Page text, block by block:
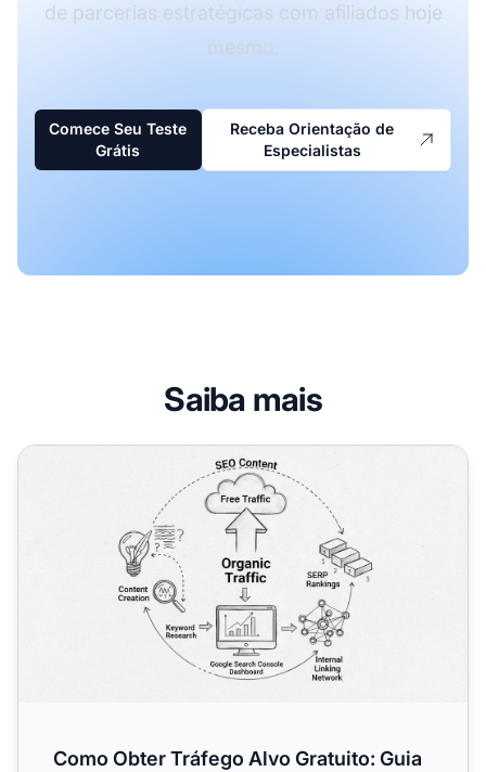
de parcerias estratégicas com afiliados hoje
mesmo.
Comece Seu Teste
Grátis
Receba Orientação de
Especialistas
Saiba mais
Como Obter Tráfego Alvo Gratuito: Guia de Estratégias
Como Obter Tráfego Alvo Gratuito: Guia